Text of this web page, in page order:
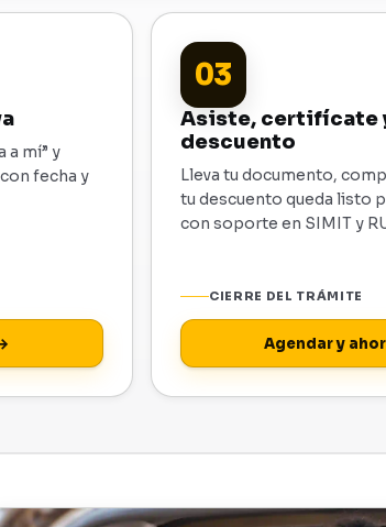
a mí” y
fecha y
03
Asiste, certifícate
descuento
Lleva tu documento,
tu descuento queda listo
con soporte en SIMIT y
CIERRE DEL TRÁMITE
Agendar y